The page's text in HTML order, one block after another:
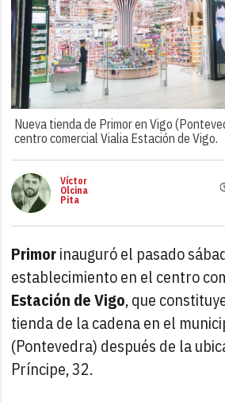
Nueva tienda de Primor en Vigo
centro comercial Vialia Estación de Vigo.
Víctor
Olcina
Pita
Primorinauguró el pasado
establecimiento en el centro
Estación de Vigo, que
tienda de la cadena en el
(Pontevedra) después de la
Príncipe, 32.